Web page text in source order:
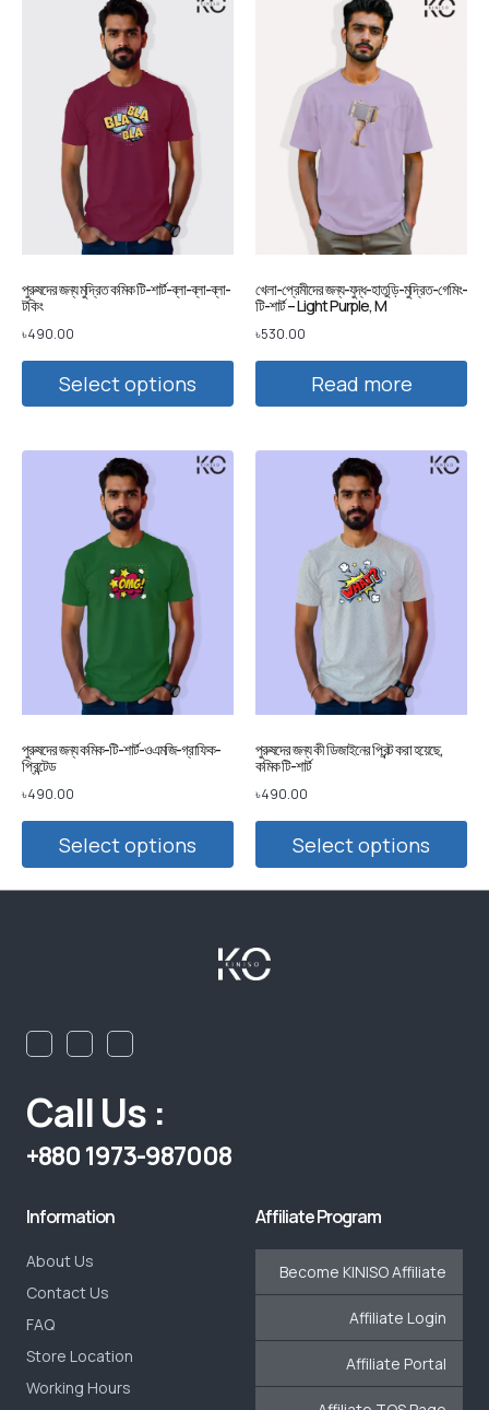
পুরুষদের জন্য মুদ্রিত কমিক টি-শার্ট-ব্লা-ব্লা-ব্লা-
টকিং
৳490.00
Select options
খেলা-প্রেমীদের জন্য-যুদ্ধ-হাতুড়ি-মুদ্রিত-গেমিং-
টি-শার্ট – Light Purple, M
৳530.00
Read more
পুরুষদের জন্য কমিক-টি-শার্ট-ওএমজি-গ্রাফিক-
প্রিন্টেড
৳490.00
Select options
পুরুষদের জন্য কী ডিজাইনের প্রিন্ট করা হয়েছে,
কমিক টি-শার্ট
৳490.00
Select options
Call Us :
+880 1973-987008
Information
About Us
Contact Us
FAQ
Store Location
Working Hours
Affiliate Program
Become KINISO Affiliate
Affiliate Login
Affiliate Portal